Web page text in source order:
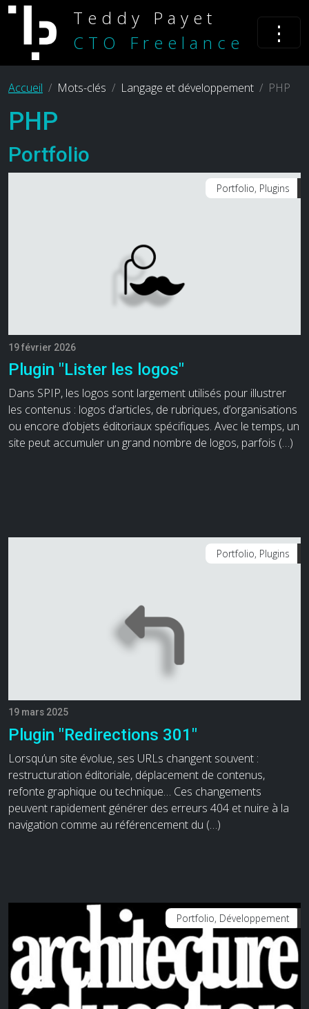
Teddy Payet
CTO Freelance
⋮
Accueil Mots-clés Langage et développement PHP
PHP
Portfolio
Portfolio, Plugins
19 février 2026
Plugin "Lister les logos"
Dans SPIP, les logos sont largement utilisés pour illustrer
les contenus : logos d’articles, de rubriques, d’organisations
ou encore d’objets éditoriaux spécifiques. Avec le temps, un
site peut accumuler un grand nombre de logos, parfois (…)
Portfolio, Plugins
19 mars 2025
Plugin "Redirections 301"
Lorsqu’un site évolue, ses URLs changent souvent :
restructuration éditoriale, déplacement de contenus,
refonte graphique ou technique… Ces changements
peuvent rapidement générer des erreurs 404 et nuire à la
navigation comme au référencement du (…)
Portfolio, Développement